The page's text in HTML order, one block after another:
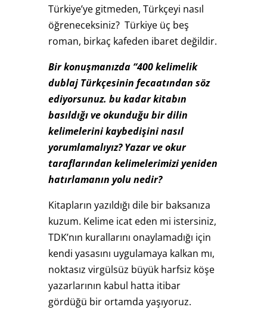
Türkiye’ye gitmeden, Türkçeyi nasıl
öğreneceksiniz? Türkiye üç beş
roman, birkaç kafeden ibaret değildir.
Bir konuşmanızda “400 kelimelik
dublaj Türkçesinin fecaatından söz
ediyorsunuz. bu kadar kitabın
basıldığı ve okunduğu bir dilin
kelimelerini kaybedişini nasıl
yorumlamalıyız? Yazar ve okur
taraflarından kelimelerimizi yeniden
hatırlamanın yolu nedir?
Kitapların yazıldığı dile bir baksanıza
kuzum. Kelime icat eden mi istersiniz,
TDK’nın kurallarını onaylamadığı için
kendi yasasını uygulamaya kalkan mı,
noktasız virgülsüz büyük harfsiz köşe
yazarlarının kabul hatta itibar
gördüğü bir ortamda yaşıyoruz.